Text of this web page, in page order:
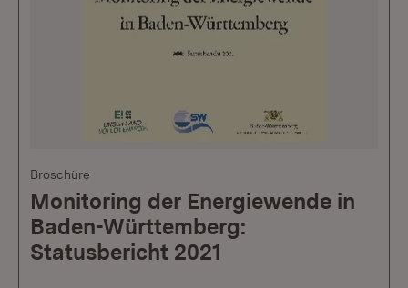
Broschüre
Monitoring der Energiewende in
Baden-Württemberg:
Statusbericht 2021